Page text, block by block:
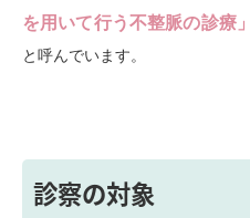
を用いて行う不整脈の診療」
と呼んでいます。
診察の対象